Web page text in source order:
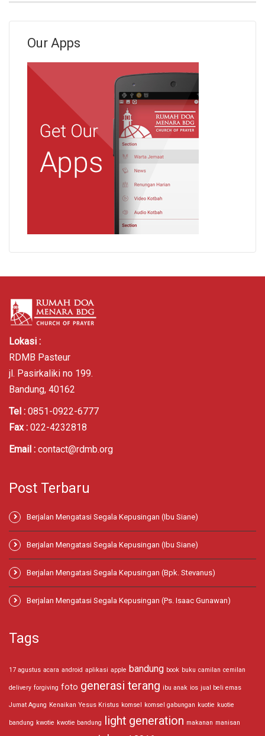
Our Apps
Lokasi :
RDMB Pasteur
jl. Pasirkaliki no 199.
Bandung, 40162
Tel : 0851-0922-6777
Fax : 022-4232818
Email : contact@rdmb.org
Post Terbaru
Berjalan Mengatasi Segala Kepusingan (Ibu Siane)
Berjalan Mengatasi Segala Kepusingan (Ibu Siane)
Berjalan Mengatasi Segala Kepusingan (Bpk. Stevanus)
Berjalan Mengatasi Segala Kepusingan (Ps. Isaac Gunawan)
Tags
17 agustus acara android aplikasi apple bandung book buku camilan cemilan
delivery forgiving foto generasi terang ibu anak ios jual beli emas
Jumat Agung Kenaikan Yesus Kristus komsel komsel gabungan kuotie kuotie
bandung kwotie kwotie bandung light generation makanan manisan